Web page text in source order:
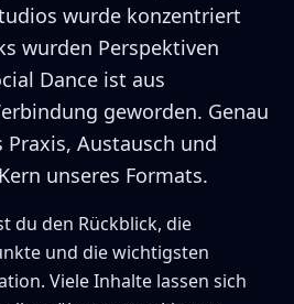
wurde konzentriert
wurden Perspektiven
Dance ist aus
geworden. Genau
Praxis, Austausch und
unseres Formats.
du den Rückblick, die
und die wichtigsten
Viele Inhalte lassen sich